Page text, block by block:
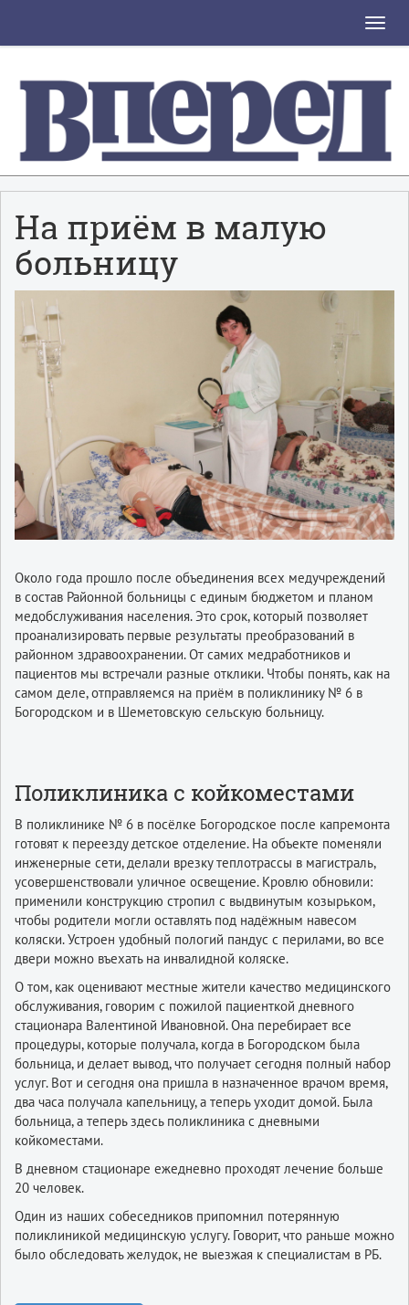
Toggle
На приём в малую
больницу
Около года прошло после объединения всех медучреждений
в состав Районной больницы с единым бюджетом и планом
медоб­служивания населения. Это срок, который позволяет
проанализировать первые результаты преобразований в
районном здравоохранении. От самих медработников и
пациентов мы встречали разные отклики. Чтобы понять, как на
самом деле, отправляемся на приём в поликлинику № 6 в
Богородском и в Шеметовскую сельскую больницу.
Поликлиника с койкоместами
В поликлинике № 6 в посёлке Богородское после капремонта
готовят к переезду детское отделение. На объекте поменяли
инженерные сети, делали врезку теплотрассы в магистраль,
усовершенствовали уличное освещение. Кровлю обновили:
применили конструкцию стропил с выдвинутым козырьком,
чтобы родители могли оставлять под надёжным навесом
коляски. Устроен удобный пологий пандус с перилами, во все
двери можно въехать на инвалидной коляске.
О том, как оценивают местные жители качество медицинского
обслуживания, говорим с пожилой пациенткой дневного
стационара Валентиной Ивановной. Она перебирает все
процедуры, которые получала, когда в Богородском была
больница, и делает вывод, что получает сегодня полный набор
услуг. Вот и сегодня она пришла в назначенное врачом время,
два часа получала капельницу, а теперь уходит домой. Была
больница, а теперь здесь поликлиника с дневными
койкоместами.
В дневном стационаре ежедневно проходят лечение больше
20 человек.
Один из наших собеседников припомнил потерянную
поликлиникой медицинскую услугу. Говорит, что раньше можно
было обследовать желудок, не выезжая к специалистам в РБ.